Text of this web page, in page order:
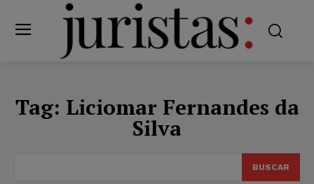
Tag: Liciomar Fernandes da
Silva
BUSCAR